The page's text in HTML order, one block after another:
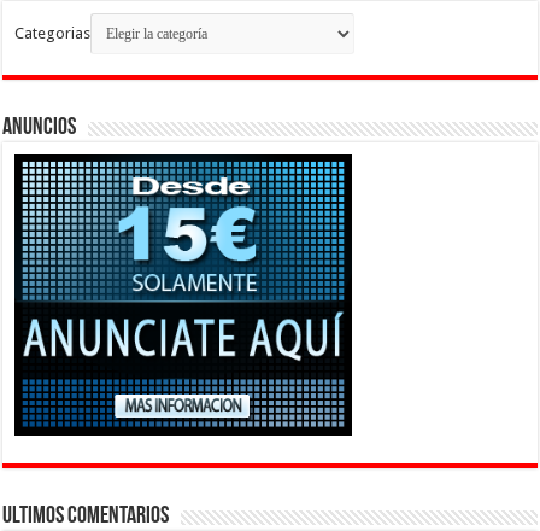
Categorias
Anuncios
Ultimos Comentarios